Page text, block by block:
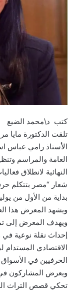
كتب د\محمد الضبع
تلقت الدكتورة مايا
الأستاذ رامي عباس
العامة والمراسم
النهائية لانطلاق
بداية من الأول من يوليو
ويهدف المعرض إلى
إحداث نقلة نوعية في
الاقتصادي المستدام
الحرفيين في الأسواق
ويعرض المشاركون في
تحكي قصص التراث